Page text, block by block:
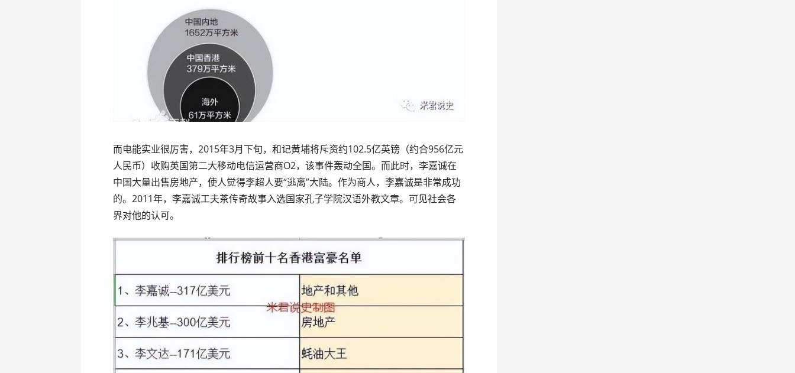
而电能实业很厉害，2015年3月下旬，和记黄埔将斥资约102.5亿英镑（约合956亿元
人民币）收购英国第二大移动电信运营商O2，该事件轰动全国。而此时，李嘉诚在
中国大量出售房地产，使人觉得李超人要“逃离”大陆。作为商人，李嘉诚是非常成功
的。2011年，李嘉诚工夫茶传奇故事入选国家孔子学院汉语外教文章。可见社会各
界对他的认可。